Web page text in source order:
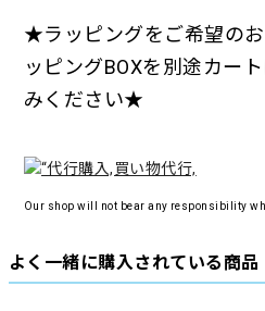
★ラッピングをご希望の
ッピングBOXを別途カー
みください★
Our shop will not bear any responsibility
よく一緒に購入されている商品